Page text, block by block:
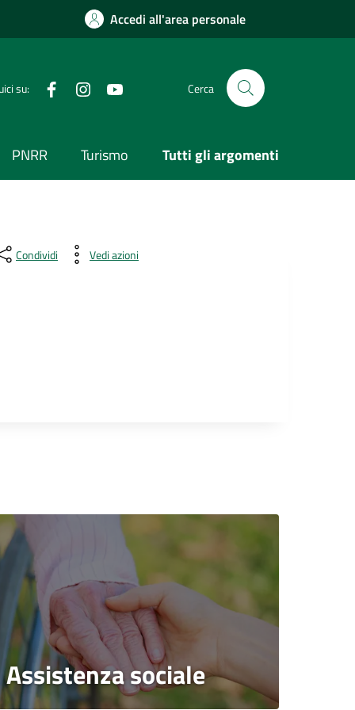
Accedi all'area personale
su: Visita la nostra pagina Facebook
Segui il nostro profilo su Instagram
Visita il nostro canale YouTube
Cerca
PNRR Turismo Tutti gli argomenti
Condividi Vedi azioni
Assistenza sociale